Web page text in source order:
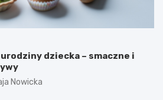
dziecka – smaczne i
Nowicka